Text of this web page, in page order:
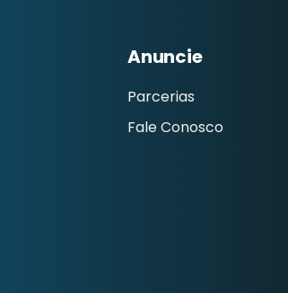
Anuncie
Parcerias
Fale Conosco